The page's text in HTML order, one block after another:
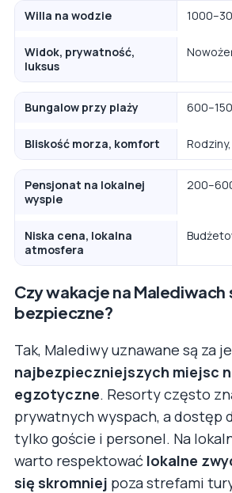
Willa na wodzie
Widok, prywatność,
luksus
Bungalow przy plaży
Bliskość morza, komfort
Pensjonat na lokalnej
wyspie
Niska cena, lokalna
atmosfera
Czy wakacje na Malediwach
bezpieczne?
Tak, Malediwy uznawane są za
najbezpieczniejszych miejsc
egzotyczne. Resorty często
prywatnych wyspach, a dostęp
tylko goście i personel. Na
warto respektować lokalne
się skromniej poza strefami